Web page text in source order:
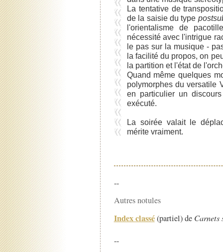
La tentative de
de la saisie du type
l'orientalisme de
nécessité avec l'intrigue
le pas sur la musique -
la facilité du propos, on
la partition et l'état de
Quand même quelques
polymorphes du versatile
en particulier un
exécuté.
La soirée valait le
mérite vraiment.
--
Autres notules
Index classé(partiel) de Carnets
--